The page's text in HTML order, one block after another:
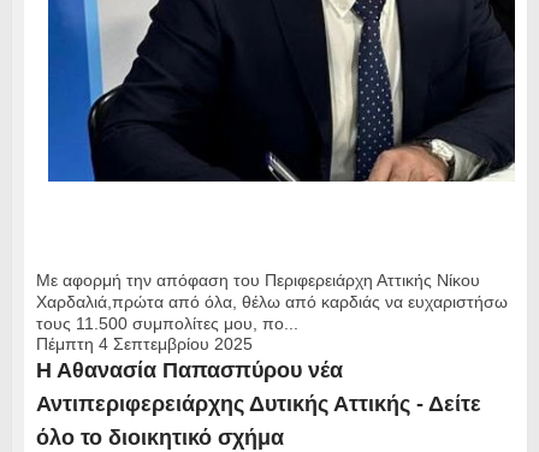
Με αφορμή την απόφαση του Περιφερειάρχη Αττικής Νίκου
Χαρδαλιά,πρώτα από όλα, θέλω από καρδιάς να ευχαριστήσω
τους 11.500 συμπολίτες μου, πο...
Πέμπτη 4 Σεπτεμβρίου 2025
Η Αθανασία Παπασπύρου νέα
Αντιπεριφερειάρχης Δυτικής Αττικής - Δείτε
όλο το διοικητικό σχήμα